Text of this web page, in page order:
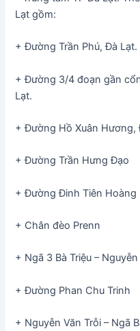
Lạt gồm:
+ Đường Trần Phú, Đà Lạt.
+ Đường 3/4 đoạn gần
Lạt.
+ Đường Hồ Xuân Hương,
+ Đường Trần Hưng Đạo
+ Đường Đinh Tiên Hoàng
+ Chân đèo Prenn
+ Ngã 3 Bà Triệu –
+ Đường Phan Chu Trinh
+ Nguyễn Văn Trỗi – Ngã